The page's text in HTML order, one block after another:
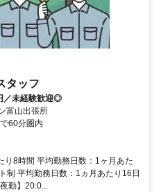
タッフ
／未経験歓迎◎
富山出張所
60分圏内
り8時間 平均勤務日数：1ヶ月あた
制 平均勤務日数：1ヵ月あたり16日
勤】20:0...